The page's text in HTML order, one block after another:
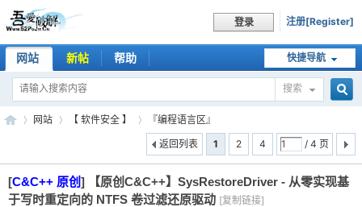
登录 注册[Register]
快捷导航
网站 新帖 帮助
搜索
索
吾 »
网站 【 软件安全 】
›
『编程语言区』
1
2 4 / 4 页
返回列表
[C&C++ 原创]
【原创C&C++】SysRestoreDriver - 从零实现基
于写时重定向的 NTFS 卷过滤还原驱动 [复制链接]